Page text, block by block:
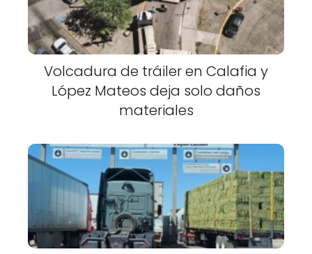
Volcadura de tráiler en Calafia y
López Mateos deja solo daños
materiales